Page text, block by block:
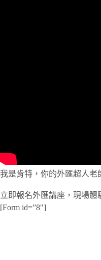
我是肯特，你的外匯超人老
立即報名外匯講座，現場
[Form id=”8″]